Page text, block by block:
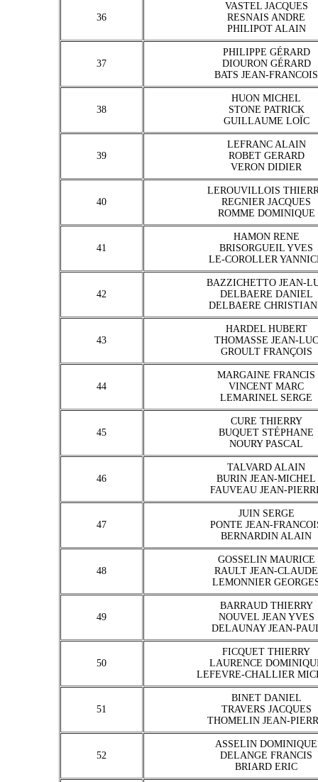
36
VASTEL JACQUES
RESNAIS ANDRE
PHILIPOT ALAIN
37
PHILIPPE GÉRARD
DIOURON GÉRARD
BATS JEAN-FRANCOIS
38
HUON MICHEL
STONE PATRICK
GUILLAUME LOÏC
39
LEFRANC ALAIN
ROBET GERARD
VERON DIDIER
40
LEROUVILLOIS
REGNIER JACQUES
ROMME DOMINIQUE
41
HAMON RENE
BRISORGUEIL YVES
LE-COROLLER
42
BAZZICHETTO JEAN-
DELBAERE DANIEL
DELBAERE
43
HARDEL HUBERT
THOMASSE JEAN-LUC
GROULT FRANÇOIS
44
MARGAINE FRANCIS
VINCENT MARC
LEMARINEL SERGE
45
CURE THIERRY
BUQUET STÉPHANE
NOURY PASCAL
46
TALVARD ALAIN
BURIN JEAN-MICHEL
FAUVEAU JEAN-
47
JUIN SERGE
PONTE JEAN-
BERNARDIN ALAIN
48
GOSSELIN MAURICE
RAULT JEAN-CLAUDE
LEMONNIER
49
BARRAUD THIERRY
NOUVEL JEAN YVES
DELAUNAY JEAN-
50
FICQUET THIERRY
LAURENCE
LEFEVRE-CHALLIER
51
BINET DANIEL
TRAVERS JACQUES
THOMELIN JEAN-
52
ASSELIN DOMINIQUE
DELANGE FRANCIS
BRIARD ERIC